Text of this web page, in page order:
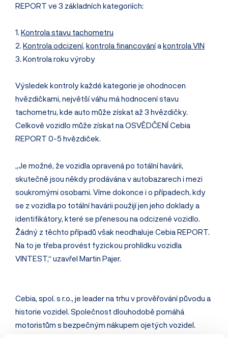
REPORT ve 3 základních kategoriích:
1. Kontrola stavu tachometru
2. Kontrola odcizení, kontrola financováníakontrola VIN
3. Kontrola roku výroby
Výsledek kontroly každé kategorie je ohodnocen
hvězdičkami, největší váhu má hodnocení stavu
tachometru, kde auto může získat až 3 hvězdičky.
Celkově vozidlo může získat na OSVĚDČENÍ Cebia
REPORT 0-5 hvězdiček.
„Je možné, že vozidla opravená po totální havárii,
skutečně jsou někdy prodávána v autobazarech i mezi
soukromými osobami. Víme dokonce i o případech, kdy
se z vozidla po totální havárii použijí jen jeho doklady a
identifikátory, které se přenesou na odcizené vozidlo.
Žádný z těchto případů však neodhaluje Cebia REPORT.
Na to je třeba provést fyzickou prohlídku vozidla
VINTEST,“ uzavřel Martin Pajer.
Cebia, spol. s r.o., je leader na trhu v prověřování původu a
historie vozidel. Společnost dlouhodobě pomáhá
motoristům s bezpečným nákupem ojetých vozidel.